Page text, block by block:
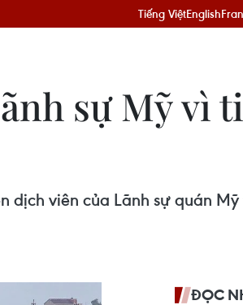
Tiếng ViệtEnglish
sự Mỹ vì
dịch viên của Lãnh sự quán
ĐỌC